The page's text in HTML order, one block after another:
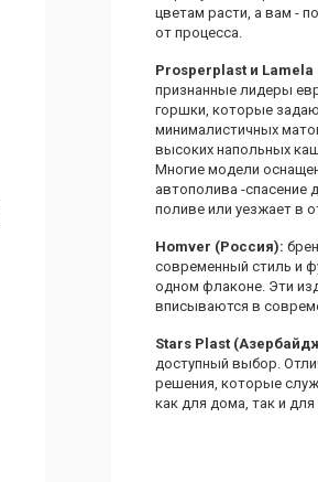
цветам расти, а вам -
от процесса.
Prosperplast и
признанные лидеры
горшки, которые
минималистичных
высоких напольных
Многие модели
автополива -спасение
поливе или уезжает в
Homver (Россия):
современный стиль и
одном флаконе. Эти
вписываются в
Stars Plast
доступный выбор.
решения, которые
как для дома, так и для